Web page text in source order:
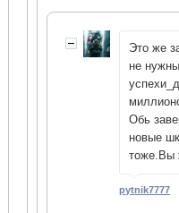
Это же
не
Обь
новые
тоже.Вы
pytnik7777